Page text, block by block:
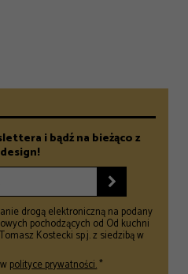
i bądź na bieżąco z

drogą elektroniczną na podany
pochodzących od Od kuchni
Kostecki sp.j. z siedzibą w
polityce prywatności.*